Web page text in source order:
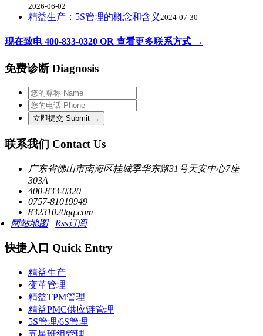
2026-06-02
精益生产：5S管理的概念和含义 2024-07-30
现在致电 400-833-0320 OR 查看更多联系方式 →
免费诊断 Diagnosis
联系我们 Contact Us
广东省佛山市南海区桂城季华东路31号天安中心7座
303A
400-833-0320
0757-81019949
83231020qq.com
网站地图| Rss订阅
快捷入口 Quick Entry
精益生产
变革管理
精益TPM管理
精益PMC供应链管理
5S管理/6S管理